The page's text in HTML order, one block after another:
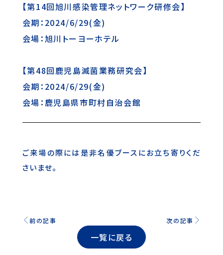
【第14回旭川感染管理ネットワーク研修会】
会期：2024/6/29(金)
会場：旭川トーヨーホテル
【第48回鹿児島滅菌業務研究会】
会期：2024/6/29(金)
会場：鹿児島県市町村自治会館
ご来場の際には是非名優ブースにお立ち寄りくだ
さいませ。
前の記事
一覧に戻る
次の記事